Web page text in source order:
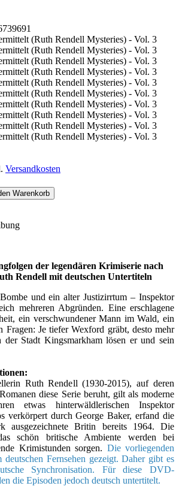
Versandkosten
Warenkorb
der legendären Krimiserie nach
Rendell mit deutschen Untertiteln
und ein alter Justizirrtum – Inspektor
mehreren Abgründen. Eine erschlagene
ein verschwundener Mann im Wald, ein
Fragen: Je tiefer Wexford gräbt, desto mehr
Stadt Kingsmarkham lösen er und sein
Ruth Rendell (1930-2015), auf deren
diese Serie beruht, gilt als moderne
etwas hinterwäldlerischen Inspektor
verkörpert durch George Baker, erfand die
ausgezeichnete Britin bereits 1964. Die
schön britische Ambiente werden bei
Krimistunden sorgen. Die vorliegenden
Fernsehen gezeigt. Daher gibt es
Synchronisation. Für diese DVD-
die Episoden jedoch deutsch untertitelt.